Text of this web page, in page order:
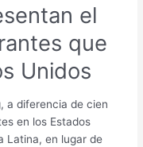
el
que
Unidos
a diferencia de cien
en los Estados
Latina, en lugar de